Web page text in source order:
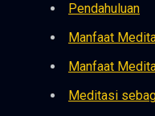
Pendahuluan
Manfaat
Manfaat
Meditasi